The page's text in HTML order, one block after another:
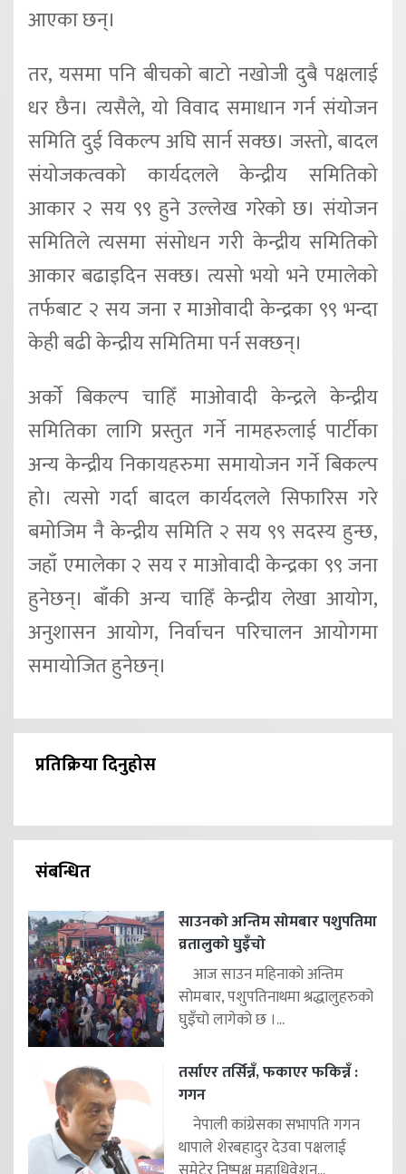
आएका छन्।
तर, यसमा पनि बीचको बाटो नखोजी दुबै पक्षलाई
धर छैन। त्यसैले, यो विवाद समाधान गर्न संयोजन
समिति दुई विकल्प अघि सार्न सक्छ। जस्तो, बादल
संयोजकत्वको कार्यदलले केन्द्रीय समितिको
आकार २ सय ९९ हुने उल्लेख गरेको छ। संयोजन
समितिले त्यसमा संसोधन गरी केन्द्रीय समितिको
आकार बढाइदिन सक्छ। त्यसो भयो भने एमालेको
तर्फबाट २ सय जना र माओवादी केन्द्रका ९९ भन्दा
केही बढी केन्द्रीय समितिमा पर्न सक्छन्।
अर्काे बिकल्प चाहिँ माओवादी केन्द्रले केन्द्रीय
समितिका लागि प्रस्तुत गर्ने नामहरुलाई पार्टीका
अन्य केन्द्रीय निकायहरुमा समायोजन गर्ने बिकल्प
हो। त्यसो गर्दा बादल कार्यदलले सिफारिस गरे
बमोजिम नै केन्द्रीय समिति २ सय ९९ सदस्य हुन्छ,
जहाँ एमालेका २ सय र माओवादी केन्द्रका ९९ जना
हुनेछन्। बाँकी अन्य चाहिँ केन्द्रीय लेखा आयोग,
अनुशासन आयोग, निर्वाचन परिचालन आयोगमा
समायोजित हुनेछन्।
प्रतिक्रिया दिनुहोस
संबन्धित
साउनको अन्तिम सोमबार पशुपतिमा
व्रतालुको घुइँचो
आज साउन महिनाको अन्तिम
सोमबार, पशुपतिनाथमा श्रद्धालुहरुको
घुइँचो लागेको छ ।...
तर्साएर तर्सिन्नँ, फकाएर फकिन्नँ :
गगन
नेपाली कांग्रेसका सभापति गगन
थापाले शेरबहादुर देउवा पक्षलाई